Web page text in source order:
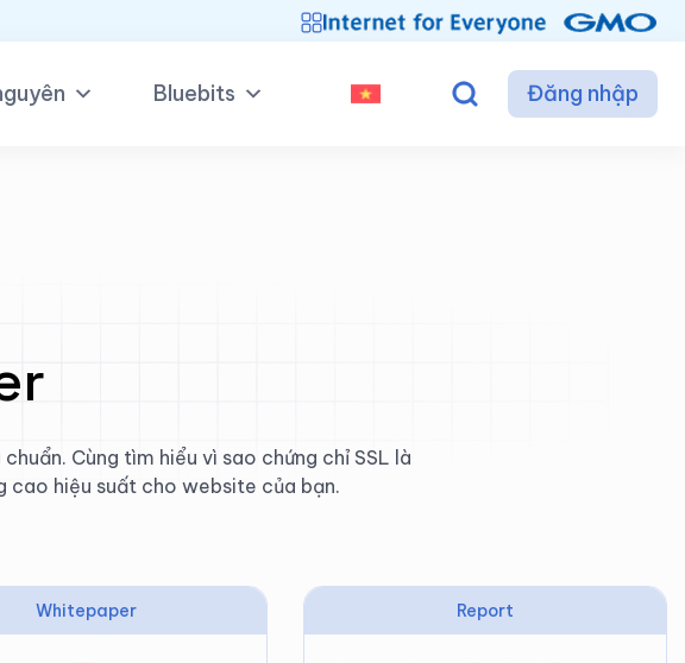
Bluebits Đăng nhập
Cùng tìm hiểu vì sao chứng chỉ SSL là
cao hiệu suất cho website của bạn.
Whitepaper Report